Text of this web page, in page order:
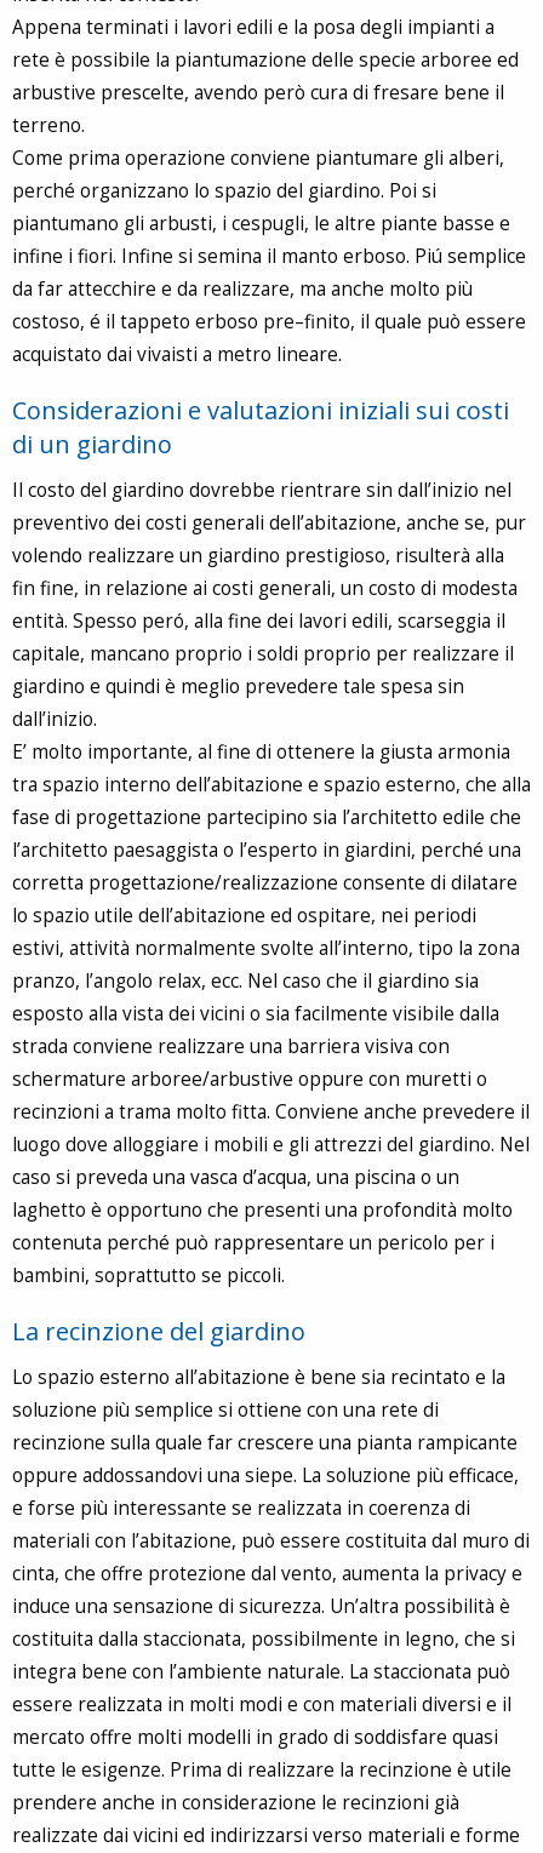
Appena terminati i lavori edili e la posa degli impianti a
rete è possibile la piantumazione delle specie arboree ed
arbustive prescelte, avendo però cura di fresare bene il
terreno.
Come prima operazione conviene piantumare gli alberi,
perché organizzano lo spazio del giardino. Poi si
piantumano gli arbusti, i cespugli, le altre piante basse e
infine i fiori. Infine si semina il manto erboso. Piú semplice
da far attecchire e da realizzare, ma anche molto più
costoso, é il tappeto erboso pre–finito, il quale può essere
acquistato dai vivaisti a metro lineare.
Considerazioni e valutazioni iniziali sui costi
di un giardino
Il costo del giardino dovrebbe rientrare sin dall’inizio nel
preventivo dei costi generali dell’abitazione, anche se, pur
volendo realizzare un giardino prestigioso, risulterà alla
fin fine, in relazione ai costi generali, un costo di modesta
entità. Spesso peró, alla fine dei lavori edili, scarseggia il
capitale, mancano proprio i soldi proprio per realizzare il
giardino e quindi è meglio prevedere tale spesa sin
dall’inizio.
E’ molto importante, al fine di ottenere la giusta armonia
tra spazio interno dell’abitazione e spazio esterno, che alla
fase di progettazione partecipino sia l’architetto edile che
l’architetto paesaggista o l’esperto in giardini, perché una
corretta progettazione/realizzazione consente di dilatare
lo spazio utile dell’abitazione ed ospitare, nei periodi
estivi, attività normalmente svolte all’interno, tipo la zona
pranzo, l’angolo relax, ecc. Nel caso che il giardino sia
esposto alla vista dei vicini o sia facilmente visibile dalla
strada conviene realizzare una barriera visiva con
schermature arboree/arbustive oppure con muretti o
recinzioni a trama molto fitta. Conviene anche prevedere il
luogo dove alloggiare i mobili e gli attrezzi del giardino. Nel
caso si preveda una vasca d’acqua, una piscina o un
laghetto è opportuno che presenti una profondità molto
contenuta perché può rappresentare un pericolo per i
bambini, soprattutto se piccoli.
La recinzione del giardino
Lo spazio esterno all’abitazione è bene sia recintato e la
soluzione più semplice si ottiene con una rete di
recinzione sulla quale far crescere una pianta rampicante
oppure addossandovi una siepe. La soluzione più efficace,
e forse più interessante se realizzata in coerenza di
materiali con l’abitazione, può essere costituita dal muro di
cinta, che offre protezione dal vento, aumenta la privacy e
induce una sensazione di sicurezza. Un’altra possibilità è
costituita dalla staccionata, possibilmente in legno, che si
integra bene con l’ambiente naturale. La staccionata può
essere realizzata in molti modi e con materiali diversi e il
mercato offre molti modelli in grado di soddisfare quasi
tutte le esigenze. Prima di realizzare la recinzione è utile
prendere anche in considerazione le recinzioni già
realizzate dai vicini ed indirizzarsi verso materiali e forme